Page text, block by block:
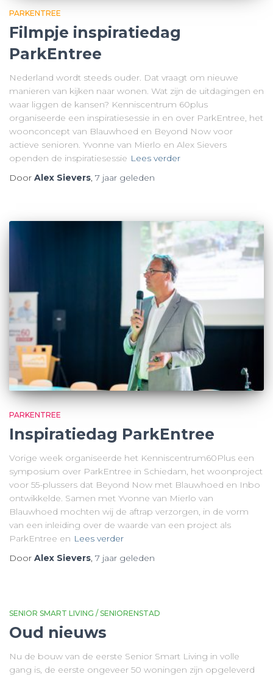
PARKENTREE
Filmpje inspiratiedag
ParkEntree
Nederland wordt steeds ouder. Dat vraagt om nieuwe
manieren van kijken naar wonen. Wat zijn de uitdagingen en
waar liggen de kansen? Kenniscentrum 60plus
organiseerde een inspiratiesessie in en over ParkEntree, het
woonconcept van Blauwhoed en Beyond Now voor
actieve senioren. Yvonne van Mierlo en Alex Sievers
openden de inspiratiesessie Lees verder
Door Alex Sievers, 7 jaar geleden
PARKENTREE
Inspiratiedag ParkEntree
Vorige week organiseerde het Kenniscentrum60Plus een
symposium over ParkEntree in Schiedam, het woonproject
voor 55-plussers dat Beyond Now met Blauwhoed en Inbo
ontwikkelde. Samen met Yvonne van Mierlo van
Blauwhoed mochten wij de aftrap verzorgen, in de vorm
van een inleiding over de waarde van een project als
ParkEntree en Lees verder
Door Alex Sievers, 7 jaar geleden
SENIOR SMART LIVING / SENIORENSTAD
Oud nieuws
Nu de bouw van de eerste Senior Smart Living in volle
gang is, de eerste ongeveer 50 woningen zijn opgeleverd